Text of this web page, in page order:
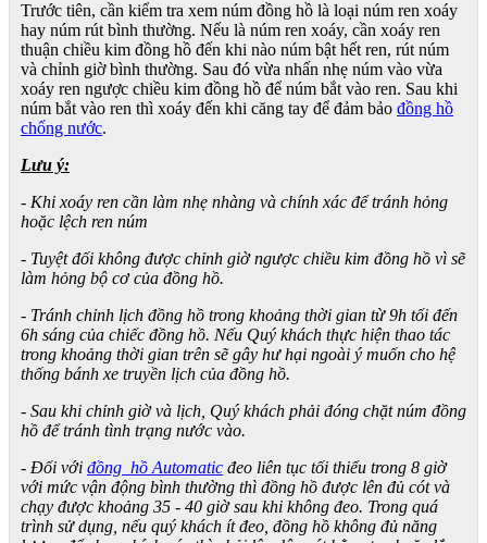
Trước tiên, cần kiểm tra xem núm đồng hồ là loại núm ren xoáy
hay núm rút bình thường. Nếu là núm ren xoáy, cần xoáy ren
thuận chiều kim đồng hồ đến khi nào núm bật hết ren, rút núm
và chỉnh giờ bình thường. Sau đó vừa nhấn nhẹ núm vào vừa
xoáy ren ngược chiều kim đồng hồ để núm bắt vào ren. Sau khi
núm bắt vào ren thì xoáy đến khi căng tay để đảm bảo đồng hồ
chống nước.
Lưu ý:
- Khi xoáy ren cần làm nhẹ nhàng và chính xác để tránh hỏng
hoặc lệch ren núm
- Tuyệt đối không được chỉnh giờ ngược chiều kim đồng hồ vì sẽ
làm hỏng bộ cơ của đồng hồ.
- Tránh chỉnh lịch đồng hồ trong khoảng thời gian từ 9h tối đến
6h sáng của chiếc đồng hồ. Nếu Quý khách thực hiện thao tác
trong khoảng thời gian trên sẽ gây hư hại ngoài ý muốn cho hệ
thống bánh xe truyền lịch của đồng hồ.
- Sau khi chỉnh giờ và lịch, Quý khách phải đóng chặt núm đồng
hồ để tránh tình trạng nước vào.
- Đối với đồng hồ Automatic đeo liên tục tối thiểu trong 8 giờ
với mức vận động bình thường thì đồng hồ được lên đủ cót và
chạy được khoảng 35 - 40 giờ sau khi không đeo. Trong quá
trình sử dụng, nếu quý khách ít đeo, đồng hồ không đủ năng